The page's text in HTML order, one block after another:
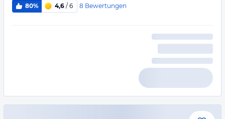
80% 4,6 / 6 8 Bewertungen